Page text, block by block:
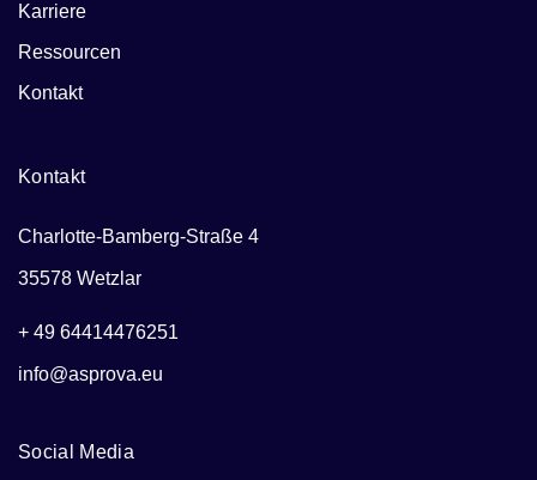
Karriere
Ressourcen
Kontakt
Kontakt
Charlotte-Bamberg-Straße 4
35578 Wetzlar
+ 49 64414476251
info@asprova.eu
Social Media